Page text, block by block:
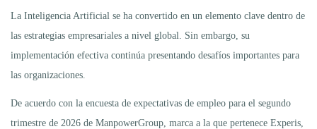
La Inteligencia Artificial se ha convertido en un elemento clave dentro de
las estrategias empresariales a nivel global. Sin embargo, su
implementación efectiva continúa presentando desafíos importantes para
las organizaciones.
De acuerdo con la encuesta de expectativas de empleo para el segundo
trimestre de 2026 de ManpowerGroup, marca a la que pertenece Experis,